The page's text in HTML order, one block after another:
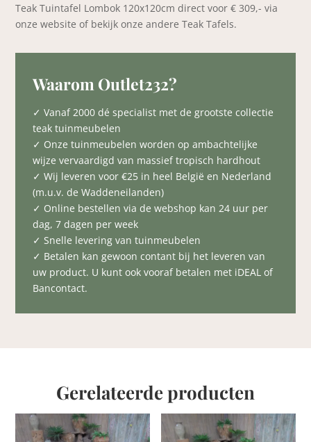
Teak Tuintafel Lombok 120x120cm direct voor € 309,- via
onze website of bekijk onze andere Teak Tafels.
Waarom Outlet232?
✓ Vanaf 2000 dé specialist met de grootste collectie
teak tuinmeubelen
✓ Onze tuinmeubelen worden op ambachtelijke
wijze vervaardigd van massief tropisch hardhout
✓ Wij leveren voor €25 in heel België en Nederland
(m.u.v. de Waddeneilanden)
✓ Online bestellen via de webshop kan 24 uur per
dag, 7 dagen per week
✓ Snelle levering van tuinmeubelen
✓ Betalen kan gewoon contant bij het leveren van
uw product. U kunt ook vooraf betalen met iDEAL of
Bancontact.
Gerelateerde producten